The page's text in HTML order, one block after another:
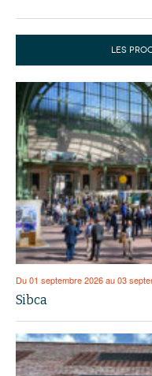
LES
Du 01 septembre 2026 au 03
Sibca